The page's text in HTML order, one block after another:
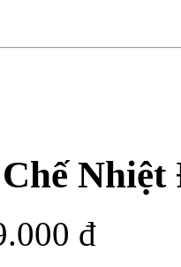
đ